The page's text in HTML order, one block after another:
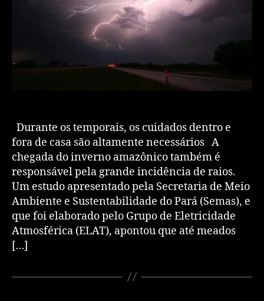
Durante os temporais, os cuidados dentro e
fora de casa são altamente necessários A
chegada do inverno amazônico também é
responsável pela grande incidência de raios.
Um estudo apresentado pela Secretaria de Meio
Ambiente e Sustentabilidade do Pará (Semas), e
que foi elaborado pelo Grupo de Eletricidade
Atmosférica (ELAT), apontou que até meados
[…]